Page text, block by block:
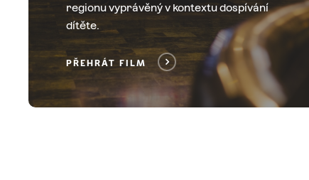
regionu vyprávěný v kontextu dospívání
dítěte.
PŘEHRÁT FILM